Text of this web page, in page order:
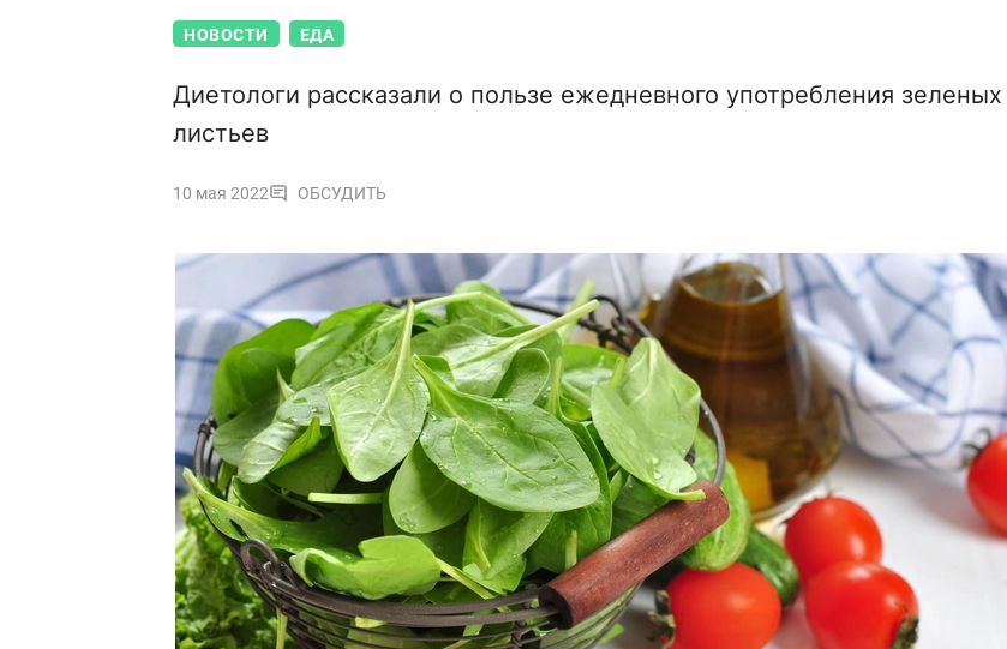
НОВОСТИ ЕДА
Диетологи рассказали о пользе ежедневного употребления зеленых
листьев
10 мая 2022 ОБСУДИТЬ